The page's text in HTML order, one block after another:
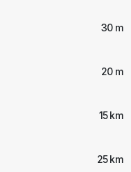
30 m
20 m
15 km
25 km